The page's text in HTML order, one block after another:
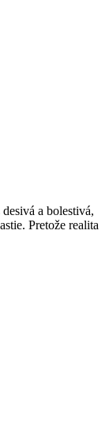
a bolestivá,
Pretože realita